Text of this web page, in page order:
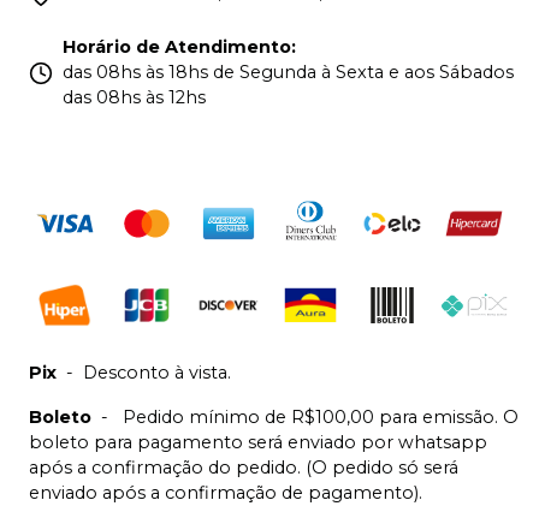
Horário de Atendimento:
das 08hs às 18hs de Segunda à Sexta e aos Sábados
das 08hs às 12hs
Pix - Desconto à vista.
Boleto -
Pedido mínimo de R$100,00 para emissão. O
boleto para pagamento será enviado por whatsapp
após a confirmação do pedido. (O pedido só será
enviado após a confirmação de pagamento).